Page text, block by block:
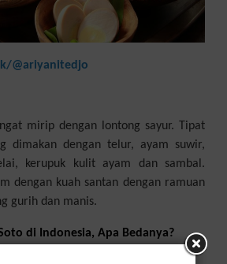
@ariyanitedjo
mirip dengan lontong sayur. Tipat
dimakan dengan telur, ayam suwir,
kerupuk kulit ayam dan sambal.
dengan kuah santan dengan ramuan
gurih dan manis.
di Indonesia, Apa Bedanya?